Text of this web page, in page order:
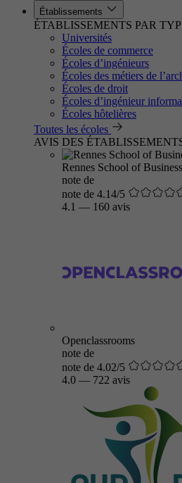
Établissements
ÉTABLISSEMENTS PAR
Universités
Écoles de commerce
Écoles d’ingénieurs
Écoles des métiers de
Écoles de droit
Écoles d’ingénieur
Écoles hôtelières
Toutes les écoles
AVIS DES
Rennes School of
note de
note de 4.14/5
4.1 — 160 avis
Openclassrooms
note de
note de 4.02/5
4.0 — 722 avis